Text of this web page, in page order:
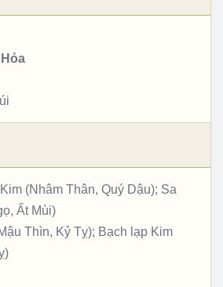
(Nhâm Thân, Quý Dậu); Sa
Ất Mùi)
Thìn, Kỷ Tỵ); Bạch lạp Kim